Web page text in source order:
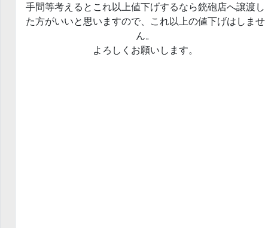
手間等考えるとこれ以上値下げするなら銃砲店へ譲渡し
た方がいいと思いますので、これ以上の値下げはしませ
ん。
よろしくお願いします。